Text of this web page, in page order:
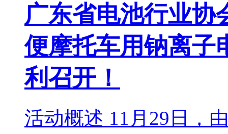
广东省电池行业协
便摩托车用钠离子
利召开！
活动概述 11月29日，